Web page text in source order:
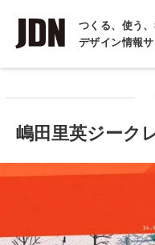
つくる、使う
デザイン情報サ
INTERVIEW
インタビュー
コラム
嶋田里英ジーク